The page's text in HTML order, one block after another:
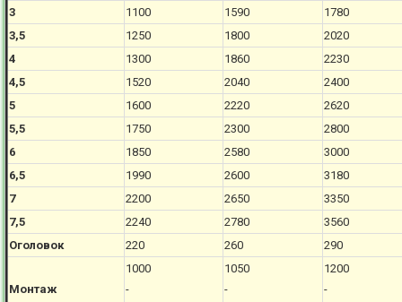
3
1100 1590
1780
3,5
1250 1800
2020
4
1300 1860
2230
4,5
1520 2040
2400
5
1600 2220
2620
5,5
1750 2300
2800
6
1850 2580
3000
6,5
1990 2600
3180
7
2200 2650
3350
7,5
2240 2780
3560
Оголовок
220 260 290
Монтаж
1000
-
1050
-
1200
-